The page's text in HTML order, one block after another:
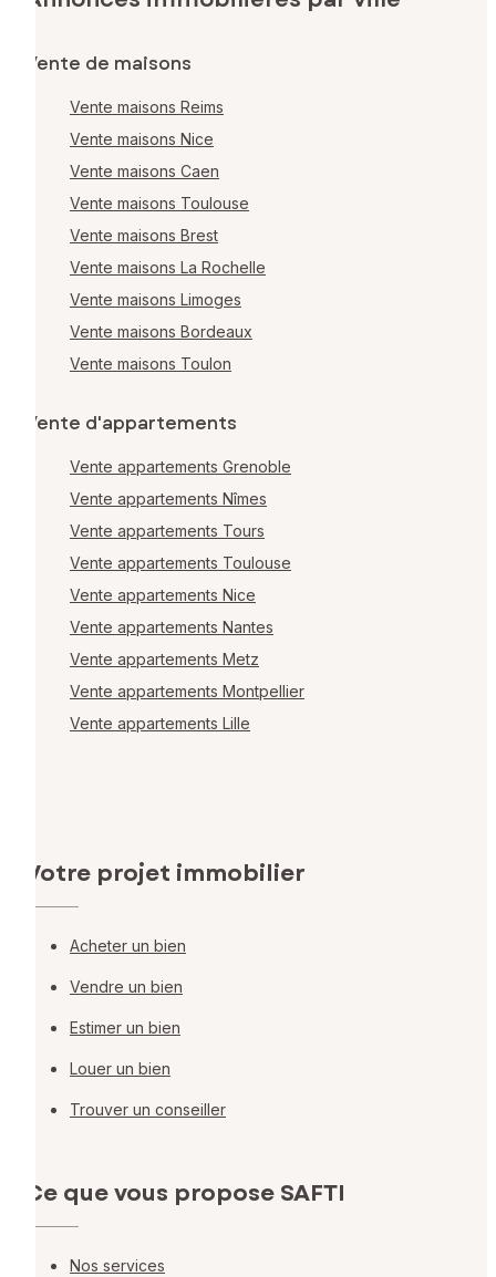
Vente de maisons
Vente maisons Reims
Vente maisons Nice
Vente maisons Caen
Vente maisons Toulouse
Vente maisons Brest
Vente maisons La Rochelle
Vente maisons Limoges
Vente maisons Bordeaux
Vente maisons Toulon
Vente d'appartements
Vente appartements Grenoble
Vente appartements Nîmes
Vente appartements Tours
Vente appartements Toulouse
Vente appartements Nice
Vente appartements Nantes
Vente appartements Metz
Vente appartements Montpellier
Vente appartements Lille
Votre projet immobilier
Acheter un bien
Vendre un bien
Estimer un bien
Louer un bien
Trouver un conseiller
Ce que vous propose SAFTI
Nos services